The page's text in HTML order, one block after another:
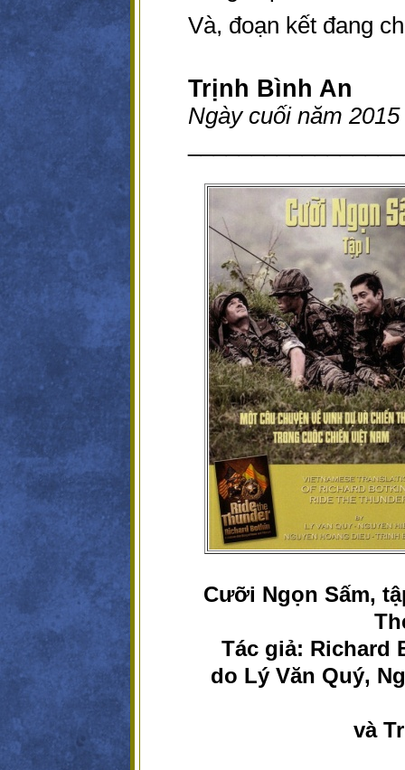
Và, đoạn kết đang
Trịnh Bình An
Ngày cuối năm 2015
Cưỡi Ngọn Sấm,
Tác giả: Richard
do Lý Văn Quý,
và